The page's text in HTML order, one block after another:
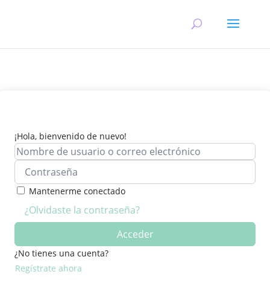
¡Hola, bienvenido de nuevo!
Mantenerme conectado
¿Olvidaste la contraseña?
Acceder
¿No tienes una cuenta?
Regístrate ahora